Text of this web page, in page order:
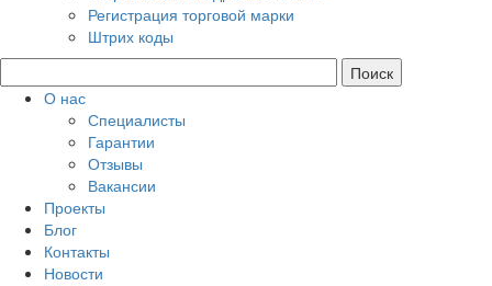
Регистрация торговой марки
Штрих коды
О нас
Специалисты
Гарантии
Отзывы
Вакансии
Проекты
Блог
Контакты
Новости